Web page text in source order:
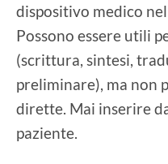
dispositivo medico
Possono essere utili
(scrittura, sintesi,
preliminare), ma non
dirette. Mai inserire
paziente.